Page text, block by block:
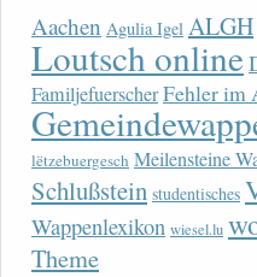
Aachen Agulia Igel ALGH
Loutsch online
FamiljefuerscherFehler im
lëtzebuergesch Meilensteine
Schlußstein studentisches
Wappenlexikon wiesel.lu
Theme